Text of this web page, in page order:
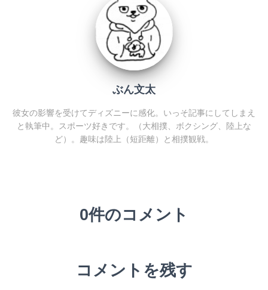
ぶん文太
彼女の影響を受けてディズニーに感化。いっそ記事にしてしまえ
と執筆中。スポーツ好きです。（大相撲、ボクシング、陸上な
ど）。趣味は陸上（短距離）と相撲観戦。
0件のコメント
コメントを残す